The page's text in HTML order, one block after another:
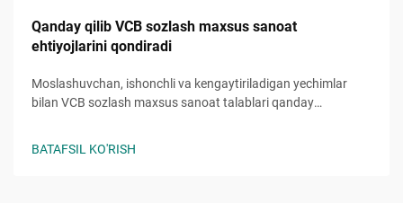
Qanday qilib VCB sozlash maxsus sanoat
ehtiyojlarini qondiradi
Moslashuvchan, ishonchli va kengaytiriladigan yechimlar
bilan VCB sozlash maxsus sanoat talablari qanday
BATAFSIL KO'RISH